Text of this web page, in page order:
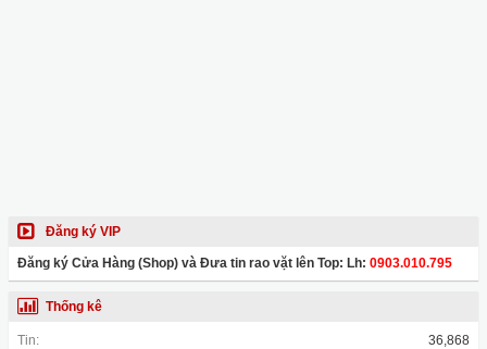
Đăng ký VIP
Đăng ký Cửa Hàng (Shop) và Đưa tin rao vặt lên Top: Lh: 0903.010.795
Thống kê
Tin:
36,868